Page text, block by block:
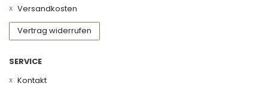
Versandkosten
Vertrag widerrufen
SERVICE
Kontakt